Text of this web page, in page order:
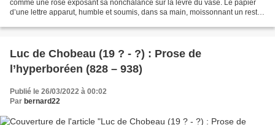
comme une rose exposant sa nonchalance sur la lèvre du vase. Le papier
d’une lettre apparut, humble et soumis, dans sa main, moissonnant un reste
Luc de Chobeau (19 ? - ?) : Prose de
l’hyperboréen (828 – 938)
Publié le 26/03/2022 à 00:02
Par bernard22